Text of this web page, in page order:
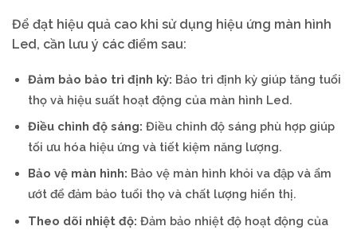
Để đạt hiệu quả cao khi sử dụng hiệu ứng màn hình
Led, cần lưu ý các điểm sau:
Đảm bảo bảo trì định kỳ: Bảo trì định kỳ giúp tăng tuổi
thọ và hiệu suất hoạt động của màn hình Led.
Điều chỉnh độ sáng: Điều chỉnh độ sáng phù hợp giúp
tối ưu hóa hiệu ứng và tiết kiệm năng lượng.
Bảo vệ màn hình: Bảo vệ màn hình khỏi va đập và ẩm
ướt để đảm bảo tuổi thọ và chất lượng hiển thị.
Theo dõi nhiệt độ: Đảm bảo nhiệt độ hoạt động của